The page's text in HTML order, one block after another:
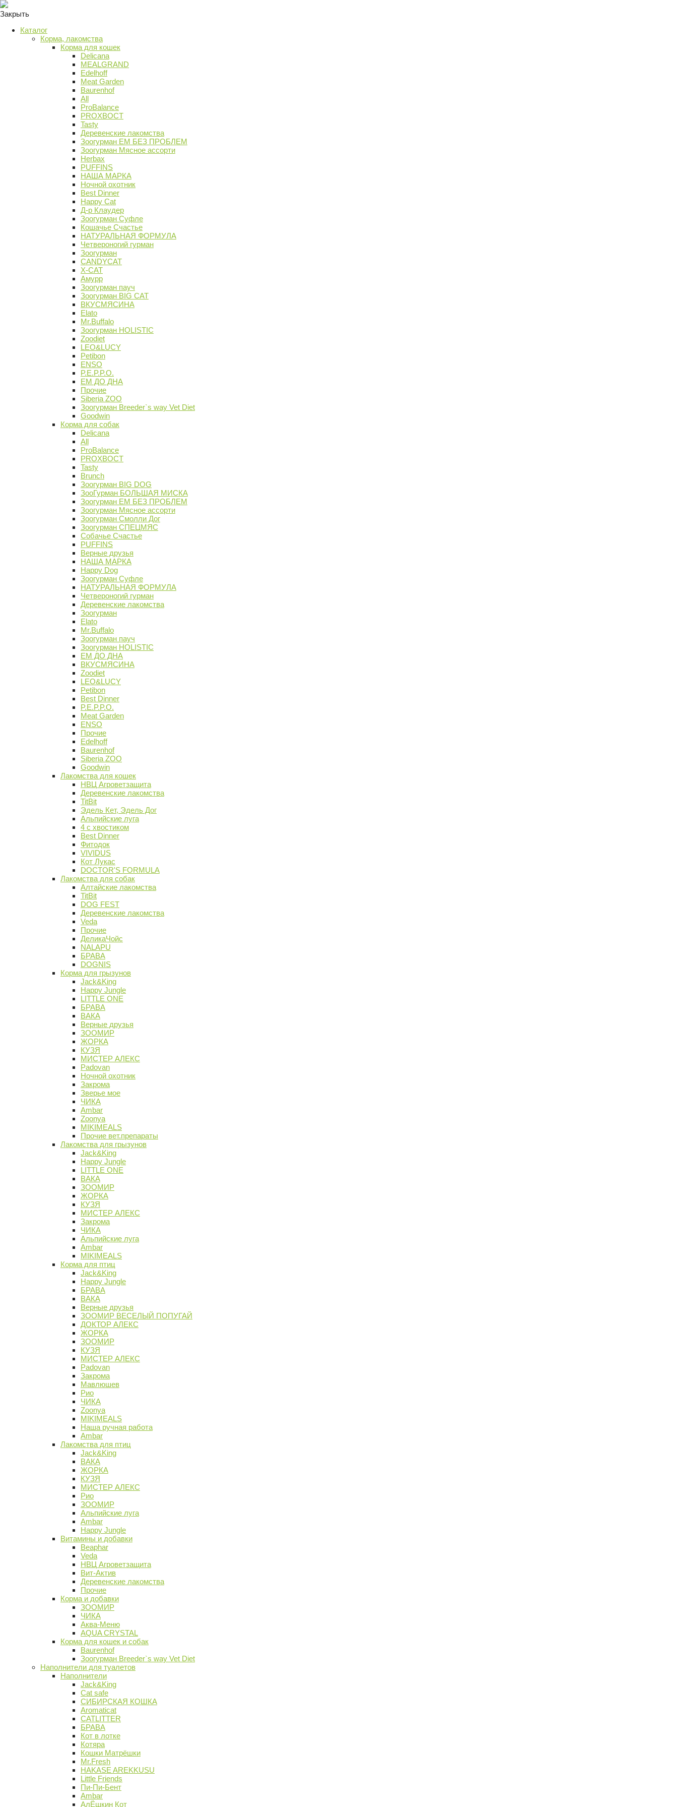
Закрыть
Каталог
Корма, лакомства
Корма для кошек
Delicana
MEALGRAND
Edelhoff
Meat Garden
Baurenhof
All
ProBalance
PROХВОСТ
Tasty
Деревенские лакомства
Зоогурман ЕМ БЕЗ ПРОБЛЕМ
Зоогурман Мясное ассорти
Herbax
PUFFINS
НАША МАРКА
Ночной охотник
Best Dinner
Happy Cat
Д-р Клаудер
Зоогурман Суфле
Кошачье Счастье
НАТУРАЛЬНАЯ ФОРМУЛА
Четвероногий гурман
Зоогурман
CANDYCAT
X-CAT
Амурр
Зоогурман пауч
Зоогурман BIG CAT
ВКУСМЯСИНА
Elato
Mr.Buffalo
Зоогурман HOLISTIC
Zoodiet
LEO&LUCY
Petibon
ENSO
P.E.P.P.O.
ЕМ ДО ДНА
Прочие
Siberia ZOO
Зоогурман Breeder`s way Vet Diet
Goodwin
Корма для собак
Delicana
All
ProBalance
PROХВОСТ
Tasty
Brunch
Зоогурман BIG DOG
ЗооГурман БОЛЬШАЯ МИСКА
Зоогурман ЕМ БЕЗ ПРОБЛЕМ
Зоогурман Мясное ассорти
Зоогурман Смолли Дог
Зоогурман СПЕЦМЯС
Собачье Счастье
PUFFINS
Верные друзья
НАША МАРКА
Happy Dog
Зоогурман Суфле
НАТУРАЛЬНАЯ ФОРМУЛА
Четвероногий гурман
Деревенские лакомства
Зоогурман
Elato
Mr.Buffalo
Зоогурман пауч
Зоогурман HOLISTIC
ЕМ ДО ДНА
ВКУСМЯСИНА
Zoodiet
LEO&LUCY
Petibon
Best Dinner
P.E.P.P.O.
Meat Garden
ENSO
Прочие
Edelhoff
Baurenhof
Siberia ZOO
Goodwin
Лакомства для кошек
НВЦ Агроветзащита
Деревенские лакомства
TitBit
Эдель Кет, Эдель Дог
Альпийские луга
4 с хвостиком
Best Dinner
Фитодок
VIVIDUS
Кот Лукас
DOCTOR'S FORMULA
Лакомства для собак
Алтайские лакомства
TitBit
DOG FEST
Деревенские лакомства
Veda
Прочие
ДеликаЧойс
NALAPU
БРАВА
DOGNIS
Корма для грызунов
Jack&King
Happy Jungle
LITTLE ONE
БРАВА
ВАКА
Верные друзья
ЗООМИР
ЖОРКА
КУЗЯ
МИСТЕР АЛЕКС
Padovan
Ночной охотник
Закрома
Зверье мое
ЧИКА
Ambar
Zoonya
MIKIMEALS
Прочие вет.препараты
Лакомства для грызунов
Jack&King
Happy Jungle
LITTLE ONE
ВАКА
ЗООМИР
ЖОРКА
КУЗЯ
МИСТЕР АЛЕКС
Закрома
ЧИКА
Альпийские луга
Ambar
MIKIMEALS
Корма для птиц
Jack&King
Happy Jungle
БРАВА
ВАКА
Верные друзья
ЗООМИР ВЕСЕЛЫЙ ПОПУГАЙ
ДОКТОР АЛЕКС
ЖОРКА
ЗООМИР
КУЗЯ
МИСТЕР АЛЕКС
Padovan
Закрома
Мавлюшев
Рио
ЧИКА
Zoonya
MIKIMEALS
Наша ручная работа
Ambar
Лакомства для птиц
Jack&King
ВАКА
ЖОРКА
КУЗЯ
МИСТЕР АЛЕКС
Рио
ЗООМИР
Альпийские луга
Ambar
Happy Jungle
Витамины и добавки
Beaphar
Veda
НВЦ Агроветзащита
Вит-Актив
Деревенские лакомства
Прочие
Корма и добавки
ЗООМИР
ЧИКА
Аква-Меню
AQUA CRYSTAL
Корма для кошек и собак
Baurenhof
Зоогурман Breeder`s way Vet Diet
Наполнители для туалетов
Наполнители
Jack&King
Cat safe
СИБИРСКАЯ КОШКА
Aromaticat
CATLITTER
БРАВА
Кот в лотке
Котяра
Кошки Матрёшки
Mr.Fresh
HAKASE AREKKUSU
Little Friends
Пи-Пи-Бент
Ambar
АлЁшкин Кот